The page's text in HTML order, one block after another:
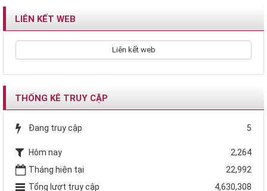
LIÊN KẾT WEB
Liên kết web
THỐNG KÊ TRUY CẬP
Đang truy cập 5
Hôm nay
2,264
Tháng hiện tại
22,992
Tổng lượt truy cập
4,630,308